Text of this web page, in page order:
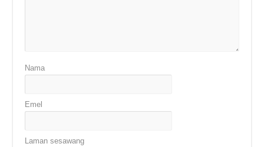
Nama
Emel
Laman sesawang